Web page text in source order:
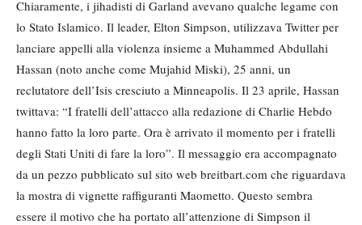
Chiaramente, i jihadisti di Garland avevano qualche legame con
lo Stato Islamico. Il leader, Elton Simpson, utilizzava Twitter per
lanciare appelli alla violenza insieme a Muhammed Abdullahi
Hassan (noto anche come Mujahid Miski), 25 anni, un
reclutatore dell’Isis cresciuto a Minneapolis. Il 23 aprile, Hassan
twittava: “I fratelli dell’attacco alla redazione di Charlie Hebdo
hanno fatto la loro parte. Ora è arrivato il momento per i fratelli
degli Stati Uniti di fare la loro”. Il messaggio era accompagnato
da un pezzo pubblicato sul sito web breitbart.com che riguardava
la mostra di vignette raffiguranti Maometto. Questo sembra
essere il motivo che ha portato all’attenzione di Simpson il